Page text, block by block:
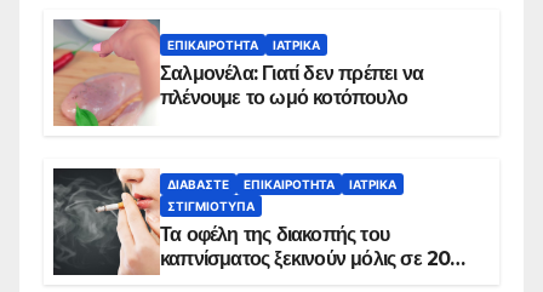
ΕΠΙΚΑΙΡΌΤΗΤΑ ΙΑΤΡΙΚΆ
Σαλμονέλα: Γιατί δεν πρέπει να
πλένουμε το ωμό κοτόπουλο
ΔΙΑΒΆΣΤΕ ΕΠΙΚΑΙΡΌΤΗΤΑ
ΙΑΤΡΙΚΆ
ΣΤΙΓΜΙΌΤΥΠΑ
Τα οφέλη της διακοπής του
καπνίσματος ξεκινούν μόλις σε 20